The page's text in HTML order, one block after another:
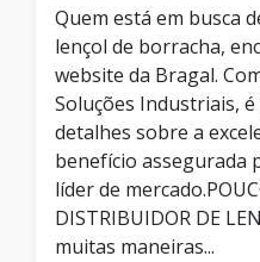
Quem está em busca
lençol de borracha,
website da Bragal.
Soluções Industriais,
detalhes sobre a
benefício assegurada
líder de
DISTRIBUIDOR DE
muitas maneiras...